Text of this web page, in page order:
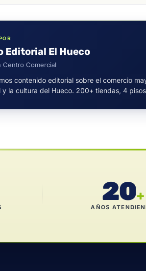
Editorial El Hueco
Centro Comercial
contenido editorial sobre el comercio
y la cultura del Hueco. 200+ tiendas, 4
20+
AÑOS